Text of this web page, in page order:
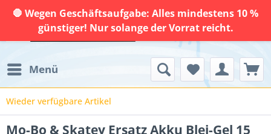
🛑 Wegen Geschäftsaufgabe: Alles mindestens 10 %
günstiger! Nur solange der Vorrat reicht.
Menü
Wieder verfügbare Artikel
Mo-Bo & Skatey Ersatz Akku Blei-Gel 15